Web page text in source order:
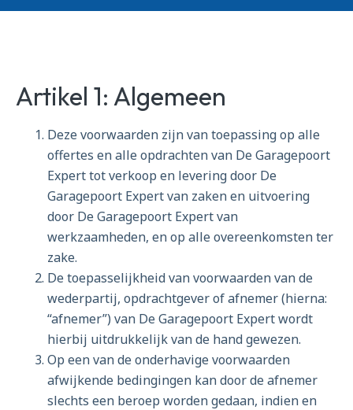
Artikel 1: Algemeen
Deze voorwaarden zijn van toepassing op alle
offertes en alle opdrachten van De Garagepoort
Expert tot verkoop en levering door De
Garagepoort Expert van zaken en uitvoering
door De Garagepoort Expert van
werkzaamheden, en op alle overeenkomsten ter
zake.
De toepasselijkheid van voorwaarden van de
wederpartij, opdrachtgever of afnemer (hierna:
“afnemer”) van De Garagepoort Expert wordt
hierbij uitdrukkelijk van de hand gewezen.
Op een van de onderhavige voorwaarden
afwijkende bedingingen kan door de afnemer
slechts een beroep worden gedaan, indien en